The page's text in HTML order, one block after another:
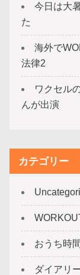
今日は大
た
海外で
法律2
ワクセル
んが出演
カテゴリー
おうち時間
ダイアリ